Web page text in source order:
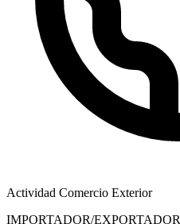
Actividad Comercio Exterior
IMPORTADOR/EXPORTADOR